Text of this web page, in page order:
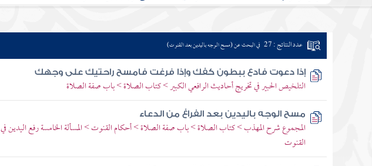
عدد النتائج : 27 في البحث عن (مسح الوجه باليدين بعد القنوت)
إذا دعوت فادع ببطون كفك وإذا فرغت فامسح راحتيك على وجهك
التلخيص الحبير في تخريج أحاديث الرافعي الكبير > كتاب الصلاة > باب صفة الصلاة
مسح الوجه باليدين بعد الفراغ من الدعاء
المجموع شرح المهذب > كتاب الصلاة > باب صفة الصلاة > أحكام القنوت > المسألة الخامسة رفع اليدين في
القنوت